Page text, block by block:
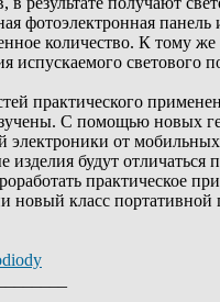
фотоэлектронная
количество. К тому
испускаемого светового
практического
С помощью новых
электроники от
изделия будут
практическое
новый класс